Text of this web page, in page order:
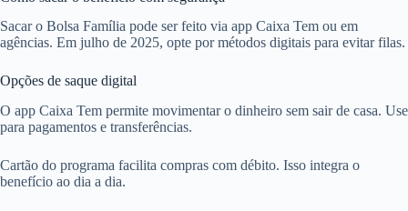
Sacar o Bolsa Família pode ser feito via app Caixa Tem ou em
agências. Em julho de 2025, opte por métodos digitais para evitar filas.
Opções de saque digital
O app Caixa Tem permite movimentar o dinheiro sem sair de casa. Use
para pagamentos e transferências.
Cartão do programa facilita compras com débito. Isso integra o
benefício ao dia a dia.